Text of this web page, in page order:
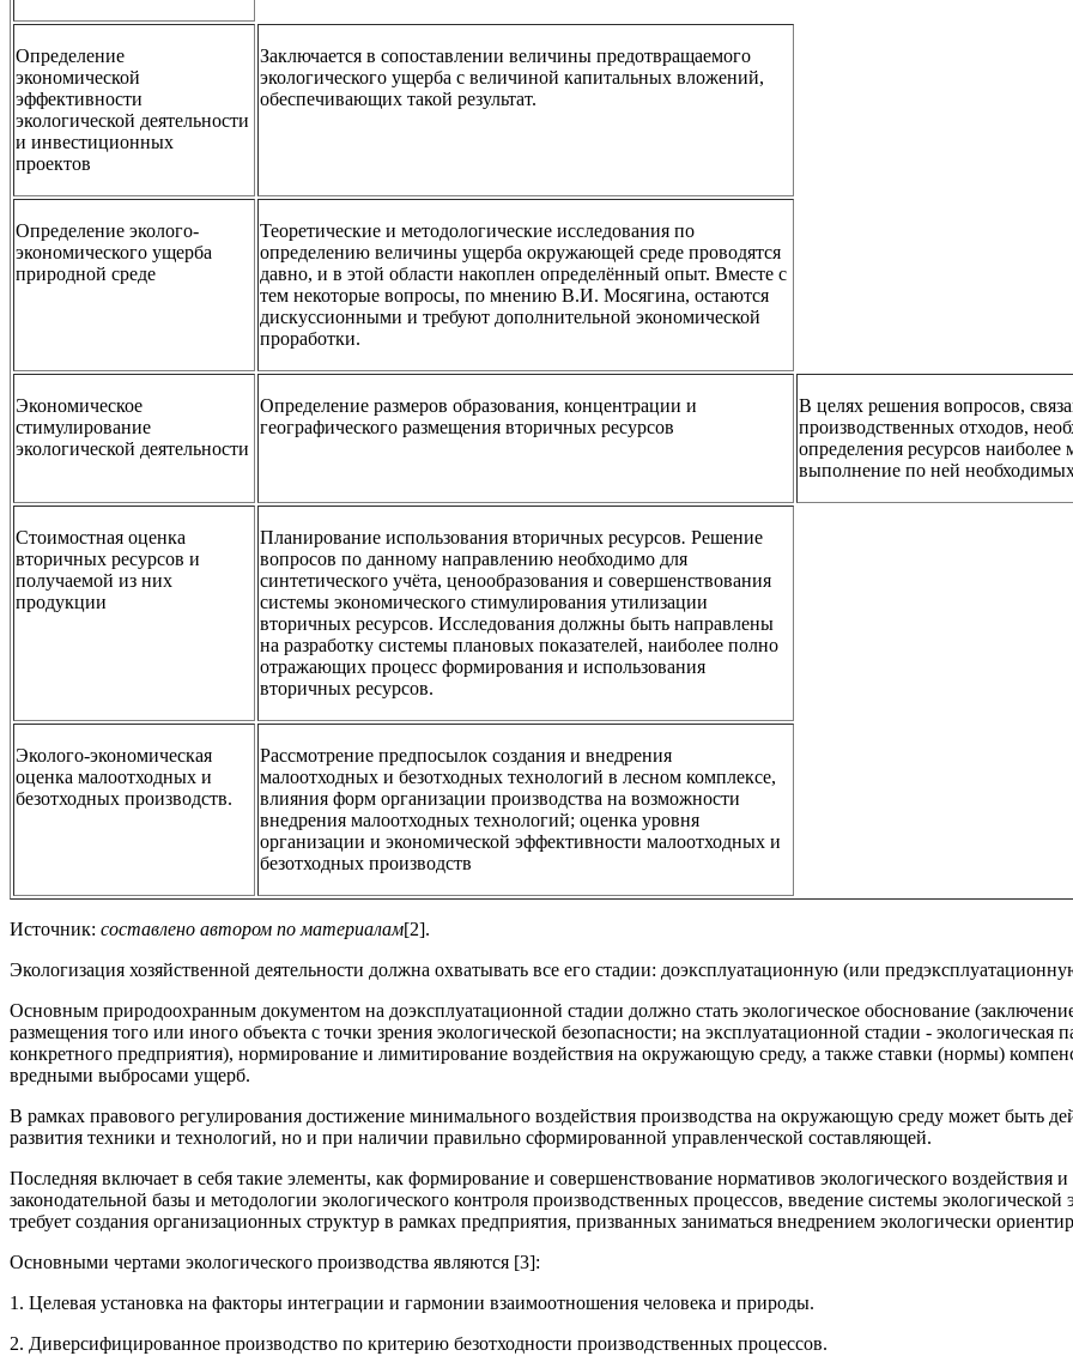
Определение
экономической
эффективности
экологической деятельности
и инвестиционных
проектов
Заключается в сопоставлении величины предотвращаемого
экологического ущерба с величиной капитальных вложений,
обеспечивающих такой результат.
Определение эколого-
экономического ущерба
природной среде
Теоретические и методологические исследования по
определению величины ущерба окружающей среде проводятся
давно, и в этой области накоплен определённый опыт. Вместе с
тем некоторые вопросы, по мнению В.И. Мосягина, остаются
дискуссионными и требуют дополнительной экономической
проработки.
Экономическое
стимулирование
экологической деятельности
Определение размеров образования, концентрации и
географического размещения вторичных ресурсов
В целях решения вопросов,
производственных отходов,
определения ресурсов
выполнение по ней
Стоимостная оценка
вторичных ресурсов и
получаемой из них
продукции
Планирование использования вторичных ресурсов. Решение
вопросов по данному направлению необходимо для
синтетического учёта, ценообразования и совершенствования
системы экономического стимулирования утилизации
вторичных ресурсов. Исследования должны быть направлены
на разработку системы плановых показателей, наиболее полно
отражающих процесс формирования и использования
вторичных ресурсов.
Эколого-экономическая
оценка малоотходных и
безотходных производств.
Рассмотрение предпосылок создания и внедрения
малоотходных и безотходных технологий в лесном комплексе,
влияния форм организации производства на возможности
внедрения малоотходных технологий; оценка уровня
организации и экономической эффективности малоотходных и
безотходных производств
Источник: составлено автором по материалам[2].
Экологизация хозяйственной деятельности должна охватывать все его стадии: доэксплуатационную (или
Основным природоохранным документом на доэксплуатационной стадии должно стать экологическое обоснование
размещения того или иного объекта с точки зрения экологической безопасности; на эксплуатационной стадии - экологическая
конкретного предприятия), нормирование и лимитирование воздействия на окружающую среду, а также ставки (нормы)
вредными выбросами ущерб.
В рамках правового регулирования достижение минимального воздействия производства на окружающую среду может быть
развития техники и технологий, но и при наличии правильно сформированной управленческой составляющей.
Последняя включает в себя такие элементы, как формирование и совершенствование нормативов экологического воздействия
законодательной базы и методологии экологического контроля производственных процессов, введение системы
требует создания организационных структур в рамках предприятия, призванных заниматься внедрением экологически
Основными чертами экологического производства являются [3]:
1. Целевая установка на факторы интеграции и гармонии взаимоотношения человека и природы.
2. Диверсифицированное производство по критерию безотходности производственных процессов.